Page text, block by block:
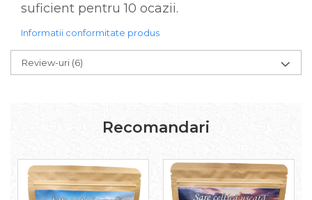
suficient pentru 10 ocazii.
Informatii conformitate produs
Review-uri (6)
Recomandari